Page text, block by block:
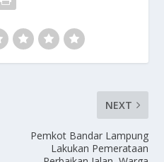
NEXT
Pemkot Bandar Lampung
Lakukan Pemerataan